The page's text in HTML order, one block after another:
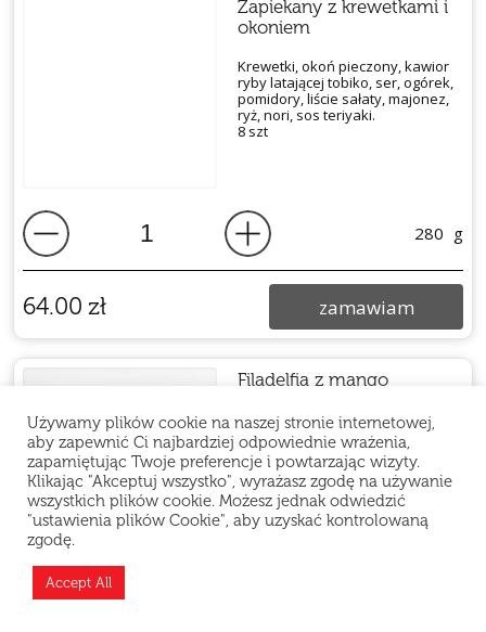
Teraz jesteśmy zamknięci i odpoczywamy, ale
możesz złożyć zamówienie z wyprzedzeniem —
Zapiekany z krewetkami i
okoniem
Krewetki, okoń pieczony, kawior
ryby latającej tobiko, ser, ogórek,
pomidory, liście sałaty, majonez,
ryż, nori, sos teriyaki.
8 szt
280 g
64.00 zł zamawiam
Filadelfia z mango
Łosoś, ser, mango, migdały płatki,
limonka.
8 szt
Używamy plików cookie na naszej stronie internetowej,
aby zapewnić Ci najbardziej odpowiednie wrażenia,
zapamiętując Twoje preferencje i powtarzając wizyty.
Klikając "Akceptuj wszystko", wyrażasz zgodę na używanie
wszystkich plików cookie. Możesz jednak odwiedzić
"ustawienia plików Cookie", aby uzyskać kontrolowaną
zgodę.
Accept All